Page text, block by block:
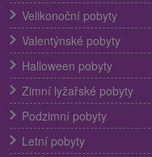
Velikonoční pobyty
Valentýnské pobyty
Halloween pobyty
Zimní lyžařské pobyty
Podzimní pobyty
Letní pobyty